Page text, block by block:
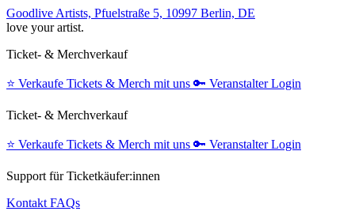
Goodlive Artists, Pfuelstraße 5, 10997 Berlin, DE
love your artist.
Ticket- & Merchverkauf
⭐️ Verkaufe Tickets & Merch mit uns 🔑 Veranstalter Login
Ticket- & Merchverkauf
⭐️ Verkaufe Tickets & Merch mit uns 🔑 Veranstalter Login
Support für Ticketkäufer:innen
Kontakt FAQs